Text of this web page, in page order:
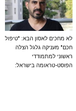
לא מחכים לאסון הבא: "טיפול
חכם" מעניקה גלגל הצלה
ראשוני למתמודדי
הפוסט-טראומה בישראל: